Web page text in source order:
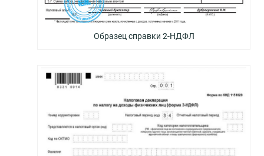
Образец справки 2-НДФЛ